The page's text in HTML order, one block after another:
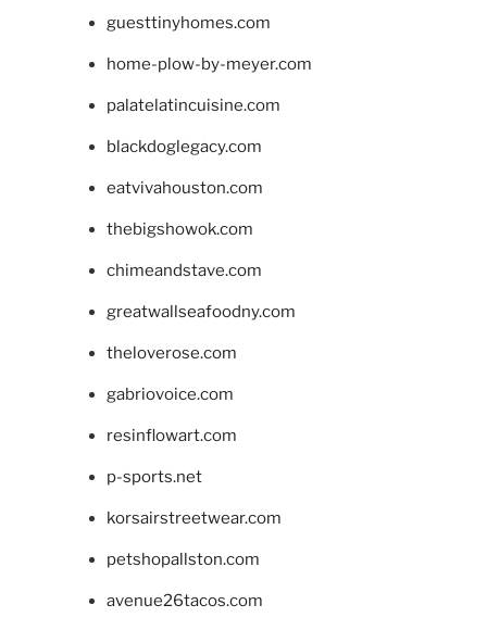
guesttinyhomes.com
home-plow-by-meyer.com
palatelatincuisine.com
blackdoglegacy.com
eatvivahouston.com
thebigshowok.com
chimeandstave.com
greatwallseafoodny.com
theloverose.com
gabriovoice.com
resinflowart.com
p-sports.net
korsairstreetwear.com
petshopallston.com
avenue26tacos.com